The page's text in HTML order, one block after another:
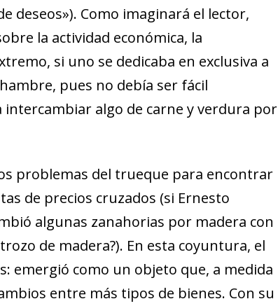
deseos»). Como imaginará el lector,
la actividad económica, la
si uno se dedicaba en exclusiva a
pues no debía ser fácil
algo de carne y verdura por
problemas del trueque para encontrar
de precios cruzados (si Ernesto
algunas zanahorias por madera con
de madera?). En esta coyuntura, el
emergió como un objeto que, a medida
entre más tipos de bienes. Con su